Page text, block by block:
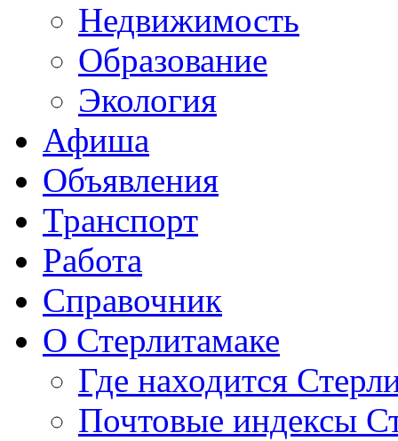
Недвижимость
Образование
Экология
Афиша
Объявления
Транспорт
Работа
Справочник
О Стерлитамаке
Где находится
Почтовые индексы